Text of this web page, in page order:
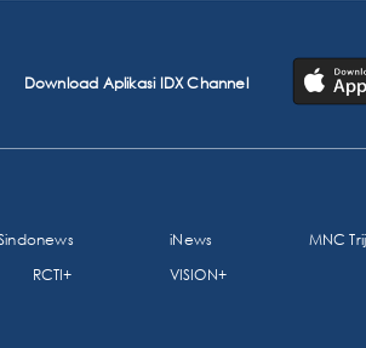
Download Aplikasi IDX Channel
iNews
MNC
RCTI+ VISION+